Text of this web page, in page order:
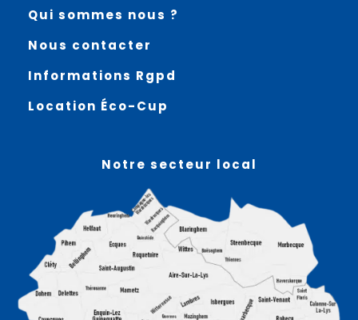
Qui sommes nous ?
Nous contacter
Informations Rgpd
Location Éco-Cup
Notre secteur local